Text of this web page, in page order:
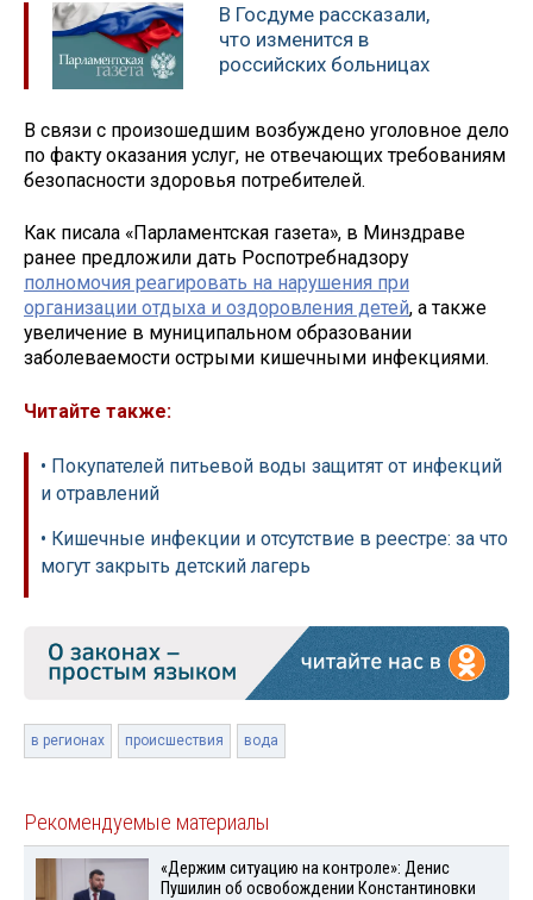
В Госдуме рассказали,
что изменится в
российских больницах
В связи с произошедшим возбуждено уголовное дело
по факту оказания услуг, не отвечающих требованиям
безопасности здоровья потребителей.
Как писала «Парламентская газета», в Минздраве
ранее предложили дать Роспотребнадзору
полномочия реагировать на нарушения при
организации отдыха и оздоровления детей, а также
увеличение в муниципальном образовании
заболеваемости острыми кишечными инфекциями.
Читайте также:
• Покупателей питьевой воды защитят от инфекций
и отравлений
• Кишечные инфекции и отсутствие в реестре: за что
могут закрыть детский лагерь
в регионах происшествия вода
Рекомендуемые материалы
«Держим ситуацию на контроле»: Денис
Пушилин об освобождении Константиновки